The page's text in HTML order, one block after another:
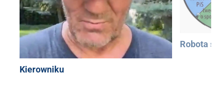
Kierowniku
Robota